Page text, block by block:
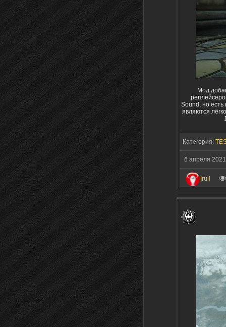
Мод
Sound, но есть
являются
Категория:
6 апреля
Iruil